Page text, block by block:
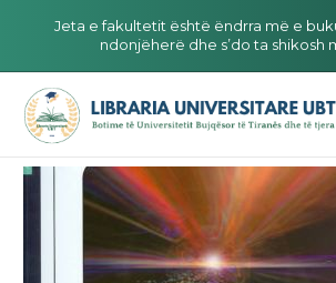
Jeta e fakultetit është ëndrra më e
ndonjëherë dhe s’do ta shikosh